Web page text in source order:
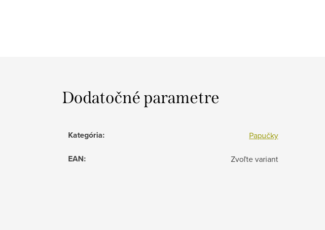
Dodatočné parametre
Kategória: Papučky
EAN: Zvoľte variant